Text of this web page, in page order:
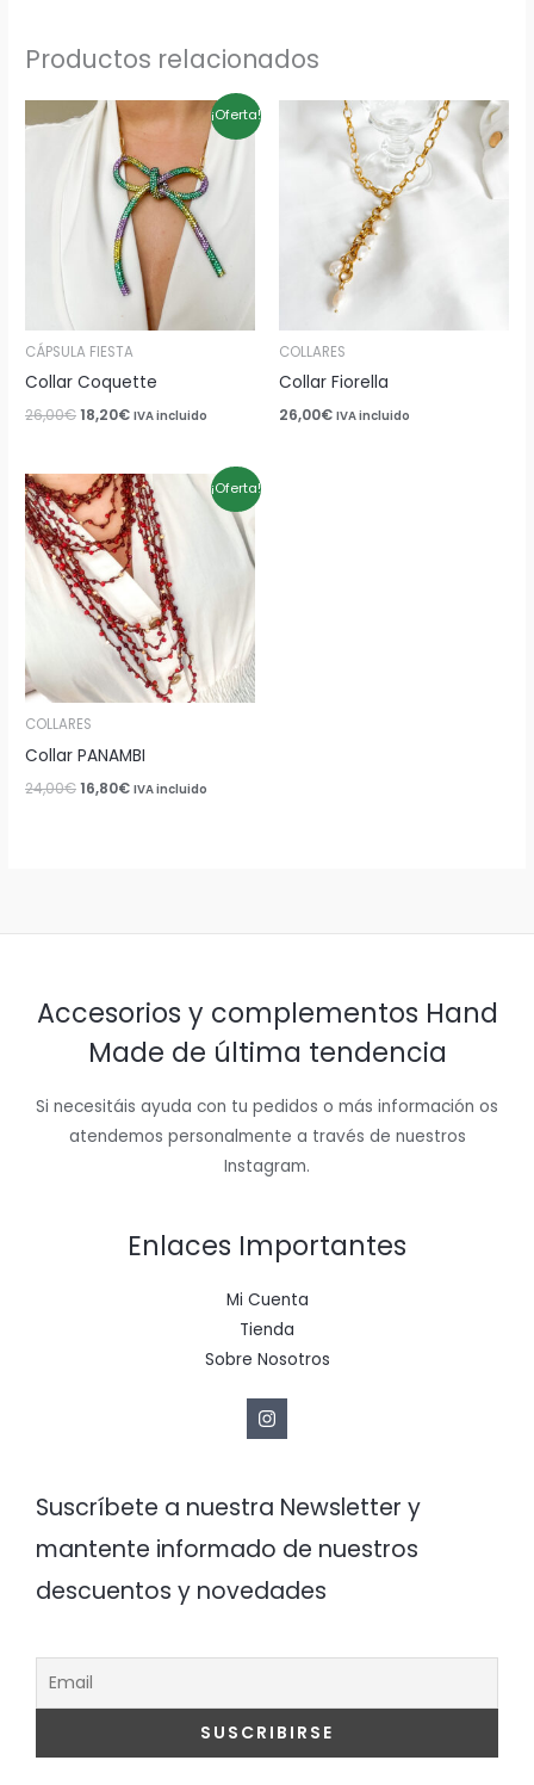
Productos relacionados
¡Oferta!
CÁPSULA FIESTA
Collar Coquette
26,00€
El
precio
original
26,00€.
18,20€
precio
es:
18,20€.
IVA incluido
COLLARES
Collar Fiorella
26,00€ IVA incluido
¡Oferta!
COLLARES
Collar PANAMBI
24,00€
El
precio
original
era:
24,00€.
16,80€
El
precio
actual
es:
16,80€.
IVA incluido
Accesorios y complementos Hand
Made de última tendencia
Si necesitáis ayuda con tu pedidos o más información os
atendemos personalmente a través de nuestros
Instagram.
Enlaces Importantes
Mi Cuenta
Tienda
Sobre Nosotros
Suscríbete a nuestra Newsletter y
mantente informado de nuestros
descuentos y novedades